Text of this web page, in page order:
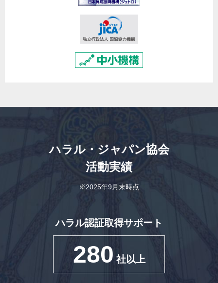
ハラル・ジャパン協会
活動実績
※2025年9月末時点
ハラル認証取得サポート
280 社以上